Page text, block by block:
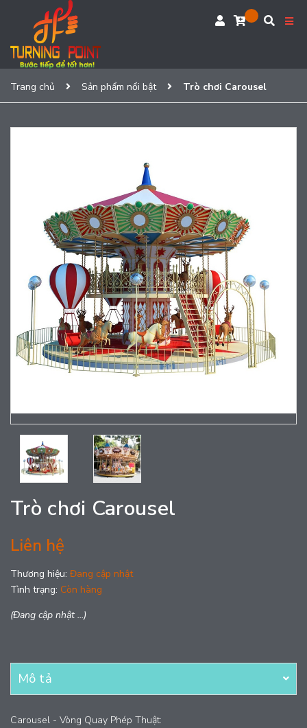
Trang chủ Sản phẩm nổi bật Trò chơi Carousel
Trò chơi Carousel
Liên hệ
Thương hiệu: Đang cập nhật
Tình trạng: Còn hàng
(Đang cập nhật ...)
Mô tả
Carousel - Vòng Quay Phép Thuật: